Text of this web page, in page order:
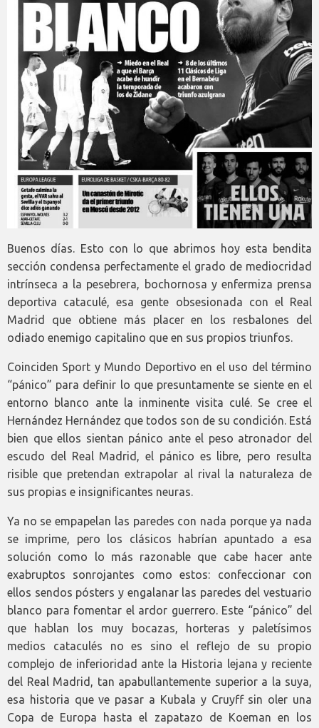
Buenos días. Esto con lo que abrimos hoy esta bendita
sección condensa perfectamente el grado de mediocridad
intrínseca a la pesebrera, bochornosa y enfermiza prensa
deportiva cataculé, esa gente obsesionada con el Real
Madrid que obtiene más placer en los resbalones del
odiado enemigo capitalino que en sus propios triunfos.
Coinciden Sport y Mundo Deportivo en el uso del término
“pánico” para definir lo que presuntamente se siente en el
entorno blanco ante la inminente visita culé. Se cree el
Hernández Hernández que todos son de su condición. Está
bien que ellos sientan pánico ante el peso atronador del
escudo del Real Madrid, el pánico es libre, pero resulta
risible que pretendan extrapolar al rival la naturaleza de
sus propias e insignificantes neuras.
Ya no se empapelan las paredes con nada porque ya nada
se imprime, pero los clásicos habrían apuntado a esa
solución como lo más razonable que cabe hacer ante
exabruptos sonrojantes como estos: confeccionar con
ellos sendos pósters y engalanar las paredes del vestuario
blanco para fomentar el ardor guerrero. Este “pánico” del
que hablan los muy bocazas, horteras y paletísimos
medios cataculés no es sino el reflejo de su propio
complejo de inferioridad ante la Historia lejana y reciente
del Real Madrid, tan apabullantemente superior a la suya,
esa historia que ve pasar a Kubala y Cruyff sin oler una
Copa de Europa hasta el zapatazo de Koeman en los